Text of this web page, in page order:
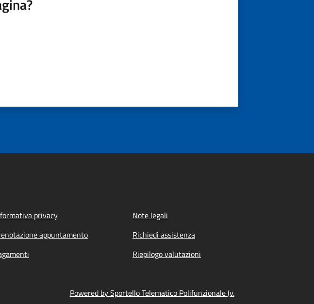
privacy
Note legali
appuntamento
Richiedi assistenza
Riepilogo valutazioni
Powered by Sportello Telematico Polifunzionale (v.